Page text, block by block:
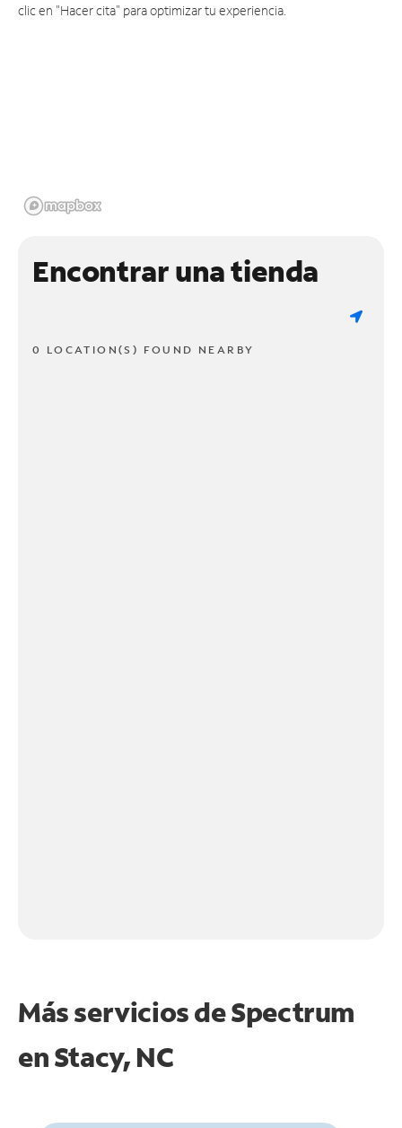
clic en "Hacer cita" para optimizar tu experiencia.
Encontrar una tienda
0 LOCATION(S) FOUND NEARBY
Más servicios de Spectrum
enStacy, NC